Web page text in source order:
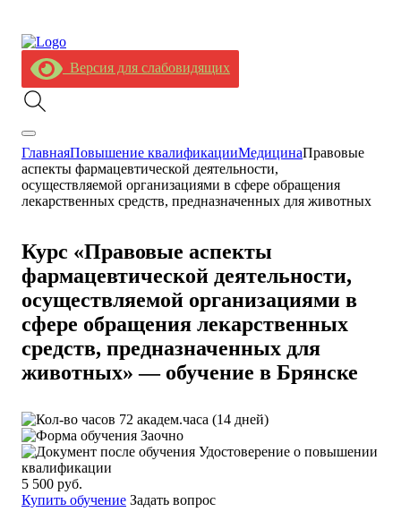
Версия для слабовидящих
ГлавнаяПовышение квалификацииМедицинаПравовые
аспекты фармацевтической деятельности,
осуществляемой организациями в сфере обращения
лекарственных средств, предназначенных для животных
Курс «Правовые аспекты
фармацевтической деятельности,
осуществляемой организациями в
сфере обращения лекарственных
средств, предназначенных для
животных» — обучение в Брянске
72 академ.часа (14 дней)
Заочно
Удостоверение о повышении
квалификации
5 500 руб.
Купить обучение Задать вопрос